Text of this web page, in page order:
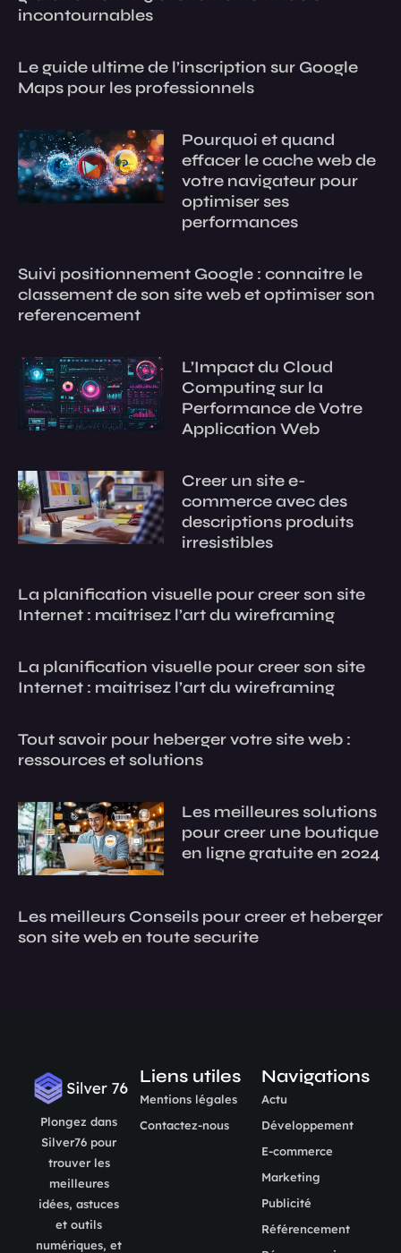
incontournables
Le guide ultime de l’inscription sur Google
Maps pour les professionnels
Pourquoi et quand
effacer le cache web de
votre navigateur pour
optimiser ses
performances
Suivi positionnement Google : connaitre le
classement de son site web et optimiser son
referencement
L’Impact du Cloud
Computing sur la
Performance de Votre
Application Web
Creer un site e-
commerce avec des
descriptions produits
irresistibles
La planification visuelle pour creer son site
Internet : maitrisez l’art du wireframing
La planification visuelle pour creer son site
Internet : maitrisez l’art du wireframing
Tout savoir pour heberger votre site web :
ressources et solutions
Les meilleures solutions
pour creer une boutique
en ligne gratuite en 2024
Les meilleurs Conseils pour creer et heberger
son site web en toute securite
Plongez dans
Silver76 pour
trouver les
meilleures
idées, astuces
et outils
numériques, et
Liens utiles
Mentions légales
Contactez-nous
Navigations
Actu
Développement
E-commerce
Marketing
Publicité
Référencement